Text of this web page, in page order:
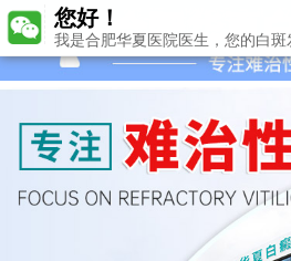
您好！
我是合肥华夏医院医生，您的白斑